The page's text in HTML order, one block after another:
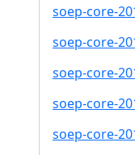
soep-core-
soep-core-
soep-core-
soep-core-
soep-core-